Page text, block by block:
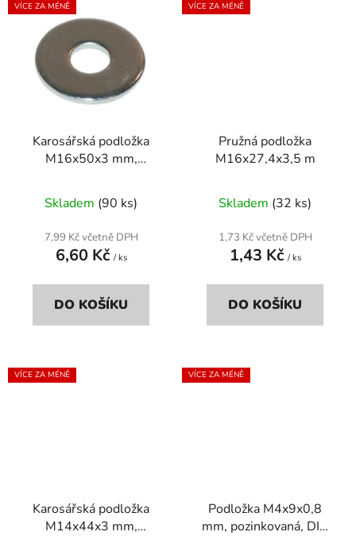
VÍCE ZA MÉNĚ
Karosářská podložka
M16x50x3 mm,
Skladem (90 ks)
7,99 Kč včetně DPH
6,60 Kč / ks
DO KOŠÍKU
VÍCE ZA MÉNĚ
Pružná podložka
M16x27,4x3,5 m
Skladem (32 ks)
1,73 Kč včetně DPH
1,43 Kč / ks
DO KOŠÍKU
VÍCE ZA MÉNĚ
Karosářská podložka
M14x44x3 mm,
VÍCE ZA MÉNĚ
Podložka M4x9x0,8
mm, pozinkovaná, DIN